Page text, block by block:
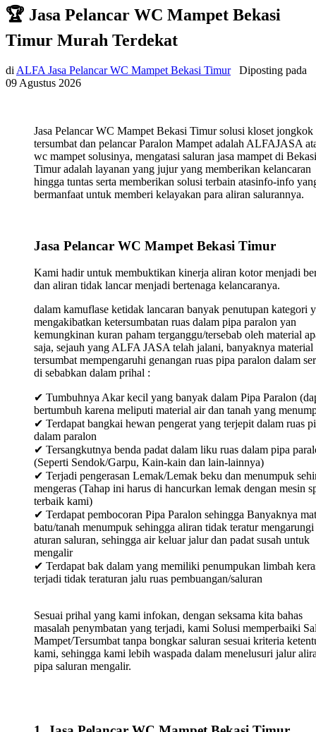
🏆 Jasa Pelancar WC Mampet Bekasi
Timur Murah Terdekat
di ALFA Jasa Pelancar WC Mampet Bekasi Timur
Diposting pada
09 Agustus 2026
Jasa Pelancar WC Mampet Bekasi Timur solusi kloset jongkok
tersumbat dan pelancar Paralon Mampet adalah ALFAJASA
wc mampet solusinya, mengatasi saluran jasa mampet di Bekasi
Timur adalah layanan yang jujur yang memberikan kelancaran
hingga tuntas serta memberikan solusi terbain atasinfo-info
bermanfaat untuk memberi kelayakan para aliran salurannya.
Jasa Pelancar WC Mampet Bekasi Timur
Kami hadir untuk membuktikan kinerja aliran kotor menjadi
dan aliran tidak lancar menjadi bertenaga kelancaranya.
dalam kamuflase ketidak lancaran banyak penutupan kategori
mengakibatkan ketersumbatan ruas dalam pipa paralon yan
kemungkinan kuran paham terganggu/tersebab oleh material
saja, sejauh yang ALFA JASA telah jalani, banyaknya material
tersumbat mempengaruhi genangan ruas pipa paralon dalam
di sebabkan dalam prihal :
✔ Tumbuhnya Akar kecil yang banyak dalam Pipa Paralon
bertumbuh karena meliputi material air dan tanah yang
✔ Terdapat bangkai hewan pengerat yang terjepit dalam ruas
dalam paralon
✔ Tersangkutnya benda padat dalam liku ruas dalam pipa
(Seperti Sendok/Garpu, Kain-kain dan lain-lainnya)
✔ Terjadi pengerasan Lemak/Lemak beku dan menumpuk
mengeras (Tahap ini harus di hancurkan lemak dengan mesin
terbaik kami)
✔ Terdapat pembocoran Pipa Paralon sehingga Banyaknya
batu/tanah menumpuk sehingga aliran tidak teratur mengarungi
aturan saluran, sehingga air keluar jalur dan padat susah untuk
mengalir
✔ Terdapat bak dalam yang memiliki penumpukan limbah
terjadi tidak teraturan jalu ruas pembuangan/saluran
Sesuai prihal yang kami infokan, dengan seksama kita bahas
masalah penymbatan yang terjadi, kami Solusi memperbaiki
Mampet/Tersumbat tanpa bongkar saluran sesuai kriteria
kami, sehingga kami lebih waspada dalam menelusuri jalur
pipa saluran mengalir.